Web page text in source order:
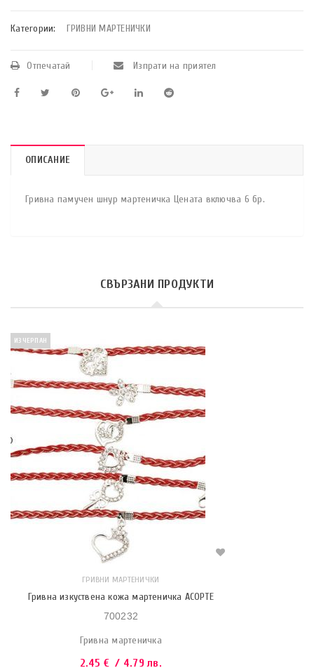
Категории: ГРИВНИ МАРТЕНИЧКИ
Отпечатай Изпрати на приятел
ОПИСАНИЕ
Гривна памучен шнур мартеничка Цената включва 6 бр.
СВЪРЗАНИ ПРОДУКТИ
ИЗЧЕРПАН
ГРИВНИ МАРТЕНИЧКИ
Гривна изкуствена кожа мартеничка АСОРТЕ
700232
Гривна мартеничка
2.45 € / 4.79 лв.